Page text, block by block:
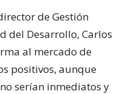
de Gestión
del Desarrollo, Carlos
al mercado de
positivos, aunque
serían inmediatos y